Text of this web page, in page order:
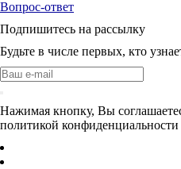
Вопрос-ответ
Подпишитесь на рассылку
Будьте в числе первых, кто
Нажимая кнопку, Вы
политикой конфиденциальности